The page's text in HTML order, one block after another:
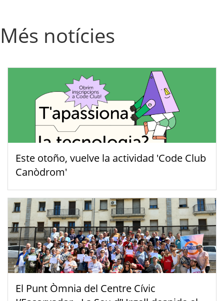
Més notícies
Este otoño, vuelve la actividad 'Code Club
Canòdrom'
El Punt Òmnia del Centre Cívic